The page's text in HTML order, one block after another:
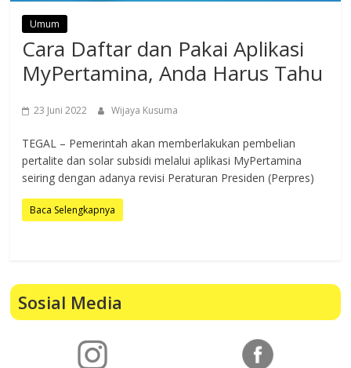
Umum
Cara Daftar dan Pakai Aplikasi
MyPertamina, Anda Harus Tahu
23 Juni 2022 Wijaya Kusuma
TEGAL – Pemerintah akan memberlakukan pembelian
pertalite dan solar subsidi melalui aplikasi MyPertamina
seiring dengan adanya revisi Peraturan Presiden (Perpres)
Baca Selengkapnya
Sosial Media